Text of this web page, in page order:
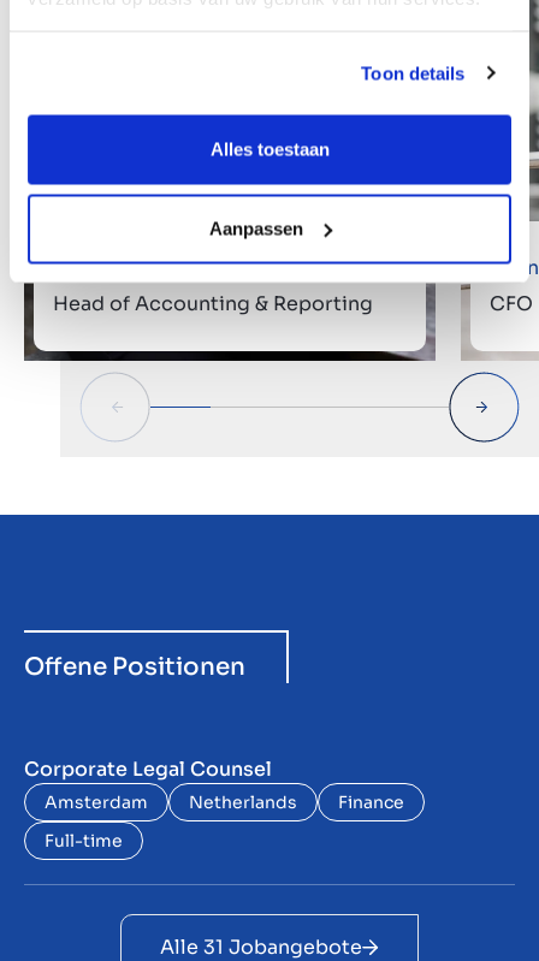
Toon details
Alles toestaan
Aanpassen
Linda Blom
Head of Accounting & Reporting
CFO
Offene Positionen
Corporate Legal Counsel
Amsterdam Netherlands
Finance
Full-time
Alle 31 Jobangebote